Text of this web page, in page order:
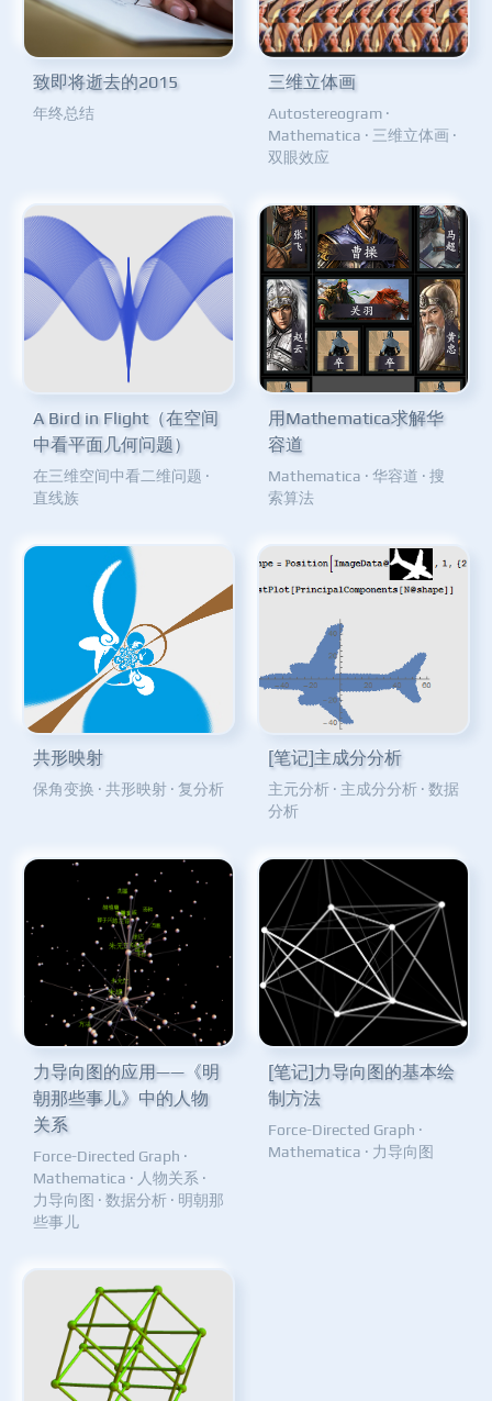
致即将逝去的2015
年终总结
三维立体画
Autostereogram ·
Mathematica · 三维立体画 ·
双眼效应
A Bird in Flight（在空间
中看平面几何问题）
在三维空间中看二维问题 ·
直线族
用Mathematica求解华
容道
Mathematica · 华容道 · 搜
索算法
共形映射
保角变换 · 共形映射 · 复分析
[笔记]主成分分析
主元分析 · 主成分分析 · 数据
分析
力导向图的应用——《明
朝那些事儿》中的人物
关系
Force-Directed Graph ·
Mathematica · 人物关系 ·
力导向图 · 数据分析 · 明朝那
些事儿
[笔记]力导向图的基本绘
制方法
Force-Directed Graph ·
Mathematica · 力导向图